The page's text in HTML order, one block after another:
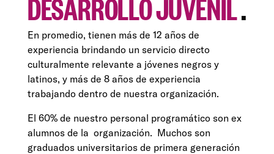
En promedio, tienen más de 12 años de
experiencia brindando un servicio directo
culturalmente relevante a jóvenes negros y
latinos, y más de 8 años de experiencia
trabajando dentro de nuestra organización.
El 60% de nuestro personal programático son ex
alumnos de la organización. Muchos son
graduados universitarios de primera generación